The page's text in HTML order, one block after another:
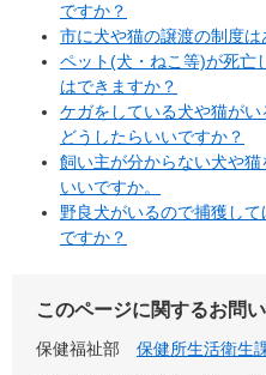
ですか？
市に犬や猫の譲渡の制度は
ペット(犬・ねこ等)が死亡
はできますか？
ケガをしている犬や猫がい
どうしたらいいですか？
飼い主が分からない犬や
いいですか。
野良犬がいるので捕獲し
ですか？
このページに関するお問
保健福祉部 保健所生活衛生